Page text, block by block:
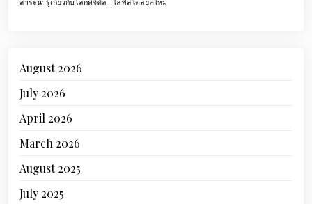
August 2026
July 2026
April 2026
March 2026
August 2025
July 2025